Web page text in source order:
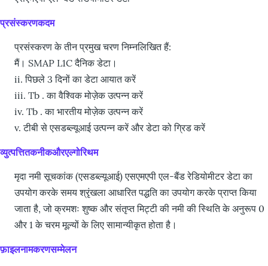
प्रसंस्करणकदम
प्रसंस्करण के तीन प्रमुख चरण निम्नलिखित हैं:
मैं। SMAP L1C दैनिक डेटा।
ii. पिछले 3 दिनों का डेटा आयात करें
iii. Tb . का वैश्विक मोज़ेक उत्पन्न करें
iv. Tb . का भारतीय मोज़ेक उत्पन्न करें
v. टीबी से एसडब्ल्यूआई उत्पन्न करें और डेटा को ग्रिड करें
व्युत्पत्तितकनीकऔरएल्गोरिथम
मृदा नमी सूचकांक (एसडब्ल्यूआई) एसएमएपी एल-बैंड रेडियोमीटर डेटा का
उपयोग करके समय श्रृंखला आधारित पद्धति का उपयोग करके प्राप्त किया
जाता है, जो क्रमशः शुष्क और संतृप्त मिट्टी की नमी की स्थिति के अनुरूप 0
और 1 के चरम मूल्यों के लिए सामान्यीकृत होता है।
फ़ाइलनामकरणसम्मेलन